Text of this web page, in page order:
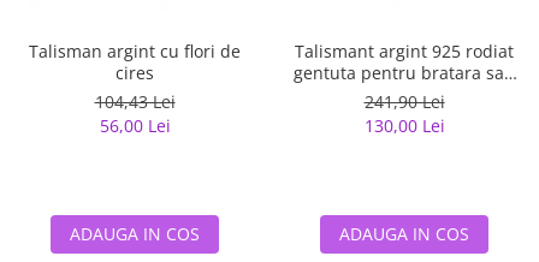
Talisman argint cu flori de
cires
104,43 Lei
56,00 Lei
ADAUGA IN COS
Talismant argint 925 rodiat
gentuta pentru bratara sau
lant
241,90 Lei
130,00 Lei
ADAUGA IN COS